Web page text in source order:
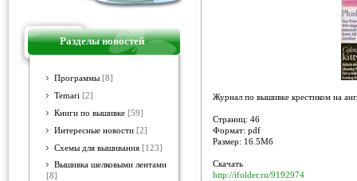
Разделы новостей
Программы [8]
Temari [2]
Книги по вышивке [59]
Интересные новости [2]
Схемы для вышивания [123]
Вышивка шелковыми лентами
[8]
Журнал по вышивке крестиком на
Страниц: 46
Формат: pdf
Размер: 16.5Мб
Скачать
http://ifolder.ru/9192974